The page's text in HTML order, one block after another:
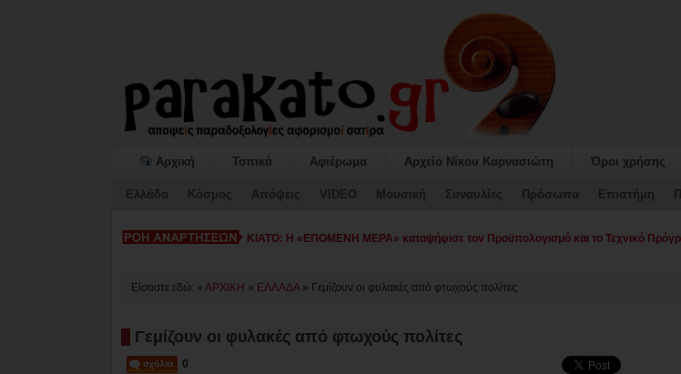
Αρχική Τοπικά Αφιέρωμα Αρχείο Νίκου Καρνασιώτη Όροι χρήσης
Ελλάδα Κόσμος Απόψεις VIDEO Μουσική Συναυλίες Πρόσωπα Επιστήμη
ΚΙΑΤΟ: Η «ΕΠΟΜΕΝΗ ΜΕΡΑ» καταψήφισε τον Προϋπολογισμό και το Τεχνικό
Είσαστε εδώ: » ΑΡΧΙΚΗ » ΕΛΛΑΔΑ» Γεμίζουν οι φυλακές από φτωχούς πολίτες
Γεμίζουν οι φυλακές από φτωχούς πολίτες
0